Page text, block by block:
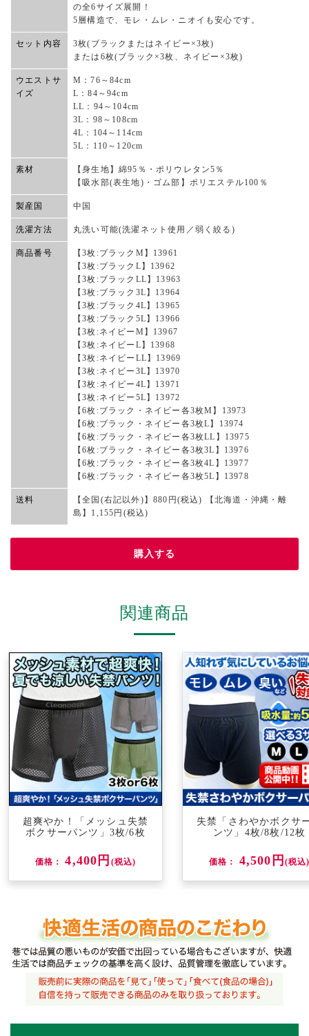
の全6サイズ展開！
5層構造で、モレ・ムレ・ニオイも安心です。
セット内容
3枚(ブラックまたはネイビー×3枚)
または6枚(ブラック×3枚、ネイビー×3枚)
ウエストサ
イズ
M：76～84cm
L：84～94cm
LL：94～104cm
3L：98～108cm
4L：104～114cm
5L：110～120cm
素材
【身生地】綿95％・ポリウレタン5％
【吸水部(表生地)・ゴム部】ポリエステル100％
製産国 中国
洗濯方法 丸洗い可能(洗濯ネット使用／弱く絞る)
商品番号
【3枚:ブラックM】13961
【3枚:ブラックL】13962
【3枚:ブラックLL】13963
【3枚:ブラック3L】13964
【3枚:ブラック4L】13965
【3枚:ブラック5L】13966
【3枚:ネイビーM】13967
【3枚:ネイビーL】13968
【3枚:ネイビーLL】13969
【3枚:ネイビー3L】13970
【3枚:ネイビー4L】13971
【3枚:ネイビー5L】13972
【6枚:ブラック・ネイビー各3枚M】13973
【6枚:ブラック・ネイビー各3枚L】13974
【6枚:ブラック・ネイビー各3枚LL】13975
【6枚:ブラック・ネイビー各3枚3L】13976
【6枚:ブラック・ネイビー各3枚4L】13977
【6枚:ブラック・ネイビー各3枚5L】13978
送料
【全国(右記以外)】880円(税込) 【北海道・沖縄・離
島】1,155円(税込)
購入する
関連商品
超爽やか！「メッシュ失禁
ボクサーパンツ」3枚/6枚
価格： 4,400円 (税込)
失禁「さわやかボクサ
ンツ」4枚/8枚/12枚
価格： 4,500円 (税込